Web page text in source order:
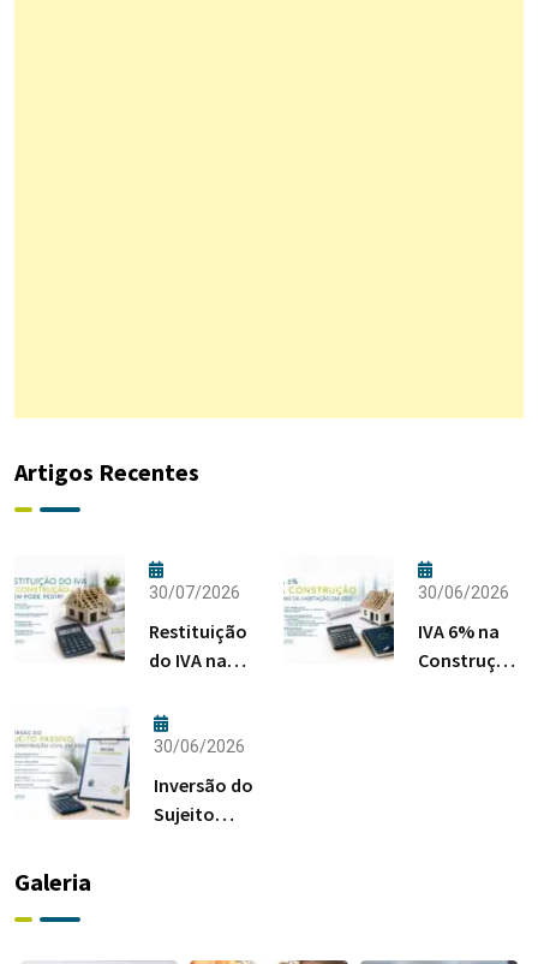
Artigos Recentes
30/07/2026
Restituição
do IVA na
Quem Pode
Pedir?
30/06/2026
IVA 6% na
Construção:
30/06/2026
Inversão do
Sujeito
Galeria